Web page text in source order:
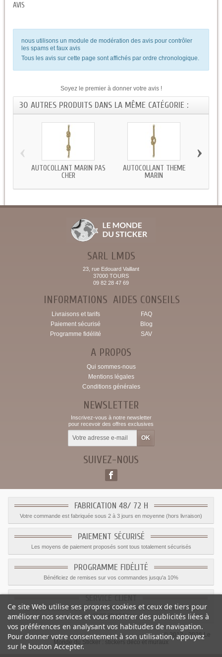
AVIS
nous utilisons un module de modération des avis pour contrôler
les spams et faux avis
Tous les avis sur cette page sont affichés par ordre chronologique.
Soyez le premier à donner votre avis !
30 AUTRES PRODUITS DANS LA MÊME CATÉGORIE :
AUTOCOLLANT MARIN PAS
CHER
AUTOCOLLANT THEME
MARIN
‹ ›
SARL LMDS
23, rue Edouard Vaillant
37000 TOURS
09 82 28 47 69
INFORMATIONS
Livraisons et tarifs
Paiement sécurisé
Programme fidélité
AIDES CONSEILS
FAQ
Blog
SAV
A PROPOS
Qui sommes-nous
Mentions légales
Conditions générales
NEWSLETTER
Inscrivez-vous à notre newsletter
pour recevoir des offres exclusives
SUIVEZ-NOUS
FABRICATION 48/ 72 H
Votre commande est fabriquée sous 2 à 3 jours en moyenne (hors livraison)
PAIEMENT SÉCURISÉ
Les moyens de paiement proposés sont tous totalement sécurisés
PROGRAMME FIDÉLITÉ
Bénéficiez de remises sur vos commandes jusqu'a 10%
Le service client est a votre disposition du lundi au vendredi de 8h à 17h
09.82.28.47.69.
© 2012 - 2026 Le
Monde du Sticker :
stickers déco et muraux
Ce site Web utilise ses propres cookies et ceux de tiers pour
améliorer nos services et vous montrer des publicités liées à
vos préférences en analysant vos habitudes de navigation.
Pour donner votre consentement à son utilisation, appuyez
sur le bouton Accepter.